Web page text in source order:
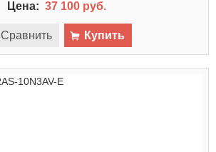
Цена: 37 100 руб.
Сравнить Купить